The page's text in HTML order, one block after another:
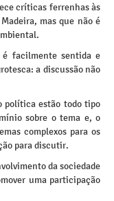
críticas ferrenhas às
mas que não é
é facilmente sentida e
a discussão não
política estão todo tipo
sobre o tema e, o
complexos para os
para discutir.
da sociedade
uma participação